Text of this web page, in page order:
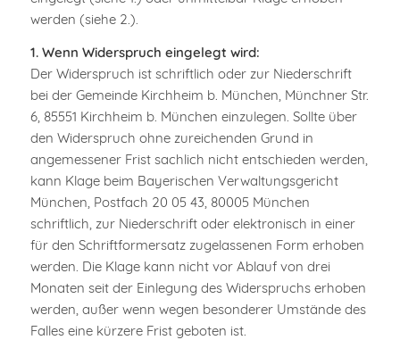
werden (siehe 2.).
1. Wenn Widerspruch eingelegt wird:
Der Widerspruch ist schriftlich oder zur Niederschrift
bei der Gemeinde Kirchheim b. München, Münchner Str.
6, 85551 Kirchheim b. München einzulegen. Sollte über
den Widerspruch ohne zureichenden Grund in
angemessener Frist sachlich nicht entschieden werden,
kann Klage beim Bayerischen Verwaltungsgericht
München, Postfach 20 05 43, 80005 München
schriftlich, zur Niederschrift oder elektronisch in einer
für den Schriftformersatz zugelassenen Form erhoben
werden. Die Klage kann nicht vor Ablauf von drei
Monaten seit der Einlegung des Widerspruchs erhoben
werden, außer wenn wegen besonderer Umstände des
Falles eine kürzere Frist geboten ist.